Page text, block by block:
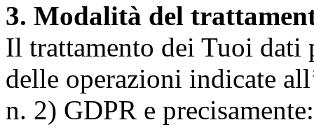
3. Modalità del
Il trattamento dei Tuoi dati
delle operazioni indicate
n. 2) GDPR e